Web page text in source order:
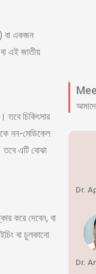
বা একজন
বা এই জাতীয়
তবে চিকিৎসার
নন-মেডিকেল
তবে এটি বোঝা
করে দেবেন, বা
বা চুলকানো
Dr.
Dr.